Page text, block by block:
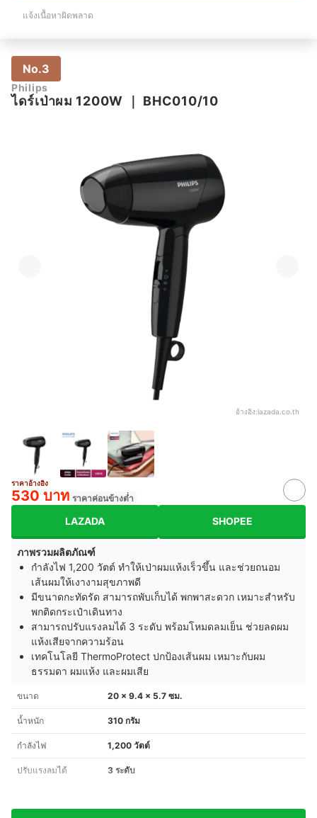
แจ้งเนื้อหาผิดพลาด
No.3
Philips
ไดร์เป่าผม 1200W BHC010/10
อ้างอิง:lazada.co.th
ราคาอ้างอิง
530 บาท ราคาค่อนข้างต่ำ
LAZADA SHOPEE
ภาพรวมผลิตภัณฑ์
กำลังไฟ 1,200 วัตต์ ทำให้เป่าผมแห้งเร็วขึ้น และช่วยถนอม
เส้นผมให้เงางามสุขภาพดี
มีขนาดกะทัดรัด สามารถพับเก็บได้ พกพาสะดวก เหมาะสำหรับ
พกติดกระเป๋าเดินทาง
สามารถปรับแรงลมได้ 3 ระดับ พร้อมโหมดลมเย็น ช่วยลดผม
แห้งเสียจากความร้อน
เทคโนโลยี ThermoProtect ปกป้องเส้นผม เหมาะกับผม
ธรรมดา ผมแห้ง และผมเสีย
ขนาด 20 x 9.4 x 5.7 ซม.
น้ำหนัก 310 กรัม
กำลังไฟ 1,200 วัตต์
ปรับแรงลมได้ 3 ระดับ